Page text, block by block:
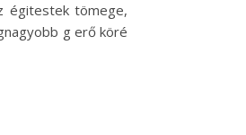
égitestek tömege,
g erő köré